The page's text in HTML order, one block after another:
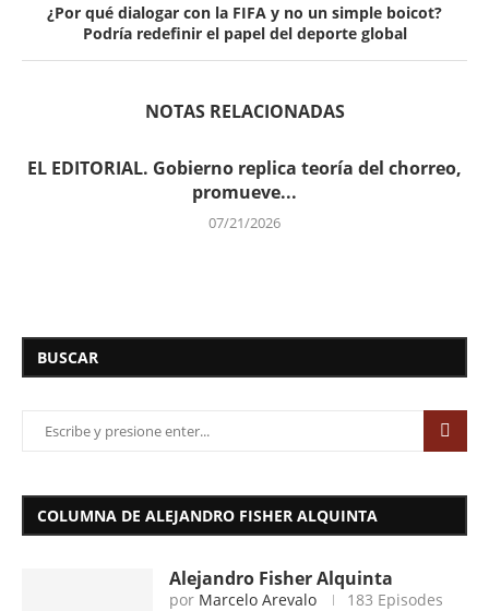
¿Por qué dialogar con la FIFA y no un simple boicot?
Podría redefinir el papel del deporte global
NOTAS RELACIONADAS
EL EDITORIAL. Gobierno replica teoría del chorreo,
promueve...
07/21/2026
BUSCAR
COLUMNA DE ALEJANDRO FISHER ALQUINTA
Alejandro Fisher Alquinta
por Marcelo Arevalo 183 Episodes